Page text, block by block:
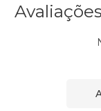
Avaliações